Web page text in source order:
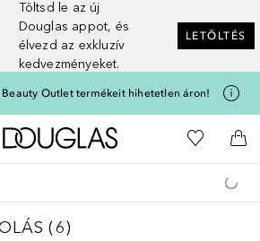
Töltsd le az új
Douglas appot, és
élvezd az exkluzív
kedvezményeket.
LETÖLTÉS
Outlet termékeit hihetetlen áron!
A Douglas Főoldalra
A
6
(6)